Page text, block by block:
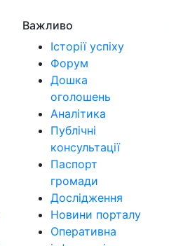
Важливо
Історії успіху
Форум
Дошка
оголошень
Аналітика
Публічні
консультації
Паспорт
громади
Дослідження
Новини порталу
Оперативна